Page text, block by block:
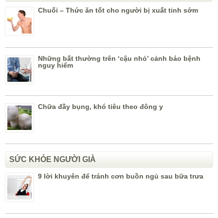
Chuối – Thức ăn tốt cho người bị xuất tinh sớm
Những bất thường trên ‘cậu nhỏ’ cảnh báo bệnh
nguy hiểm
Chữa đầy bụng, khó tiêu theo đông y
SỨC KHỎE NGƯỜI GIÀ
9 lời khuyên để tránh cơn buồn ngủ sau bữa trưa